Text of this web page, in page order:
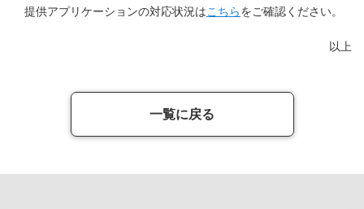
提供アプリケーションの対応状況はこちらをご確認ください。
以上
一覧に戻る